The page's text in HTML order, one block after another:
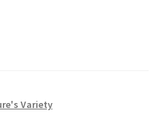
Italské holistic krmivo
Variety